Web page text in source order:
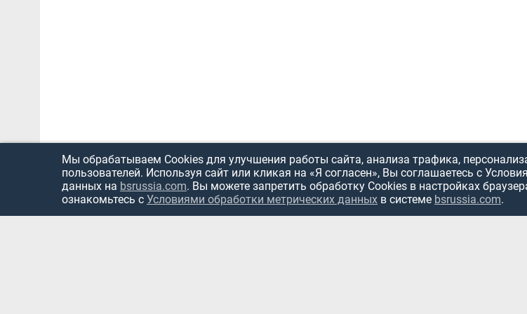
Мы обрабатываем Cookies для улучшения работы сайта, анализа трафика,
пользователей. Используя сайт или кликая на «Я согласен», Вы соглашаетесь с
данных на bsrussia.com. Вы можете запретить обработку Cookies в настройках
ознакомьтесь с Условиями обработки метрических данных в системе bsrussia.com.